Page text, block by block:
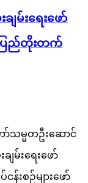
မ်းရေးဖော်
ပြည်တိုးတက်
ာ်သမ္မတဦးဆောင်
မ်းရေးဖော်
းစဉ်များဖော်